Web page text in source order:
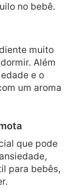
no bebê.
muito
Além
e o
um aroma
que pode
para bebês,